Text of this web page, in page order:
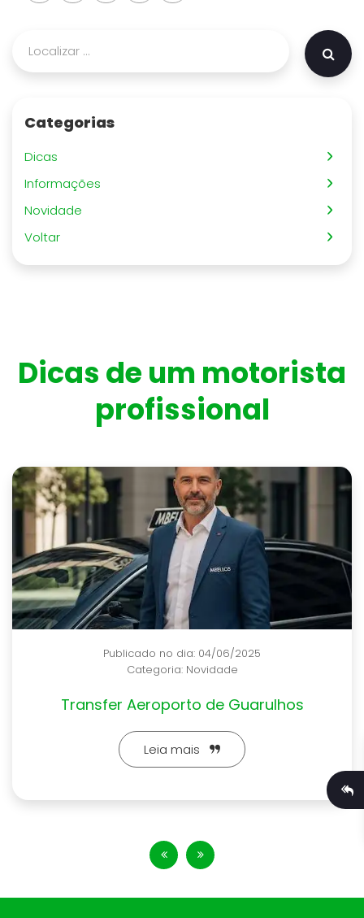
Categorias
Dicas
Informações
Novidade
Voltar
Dicas de um motorista
profissional
Publicado no dia: 17/06/2025
Categoria: Novidade
Pequenos Fretes e Encomendas
Leia mais